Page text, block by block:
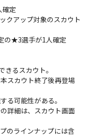
確定
クアップ対象のスカウト
の★3選手が1人確定
るスカウト。
スカウト終了後再登場
る可能性がある。
詳細は、スカウト画面
のラインナップには含